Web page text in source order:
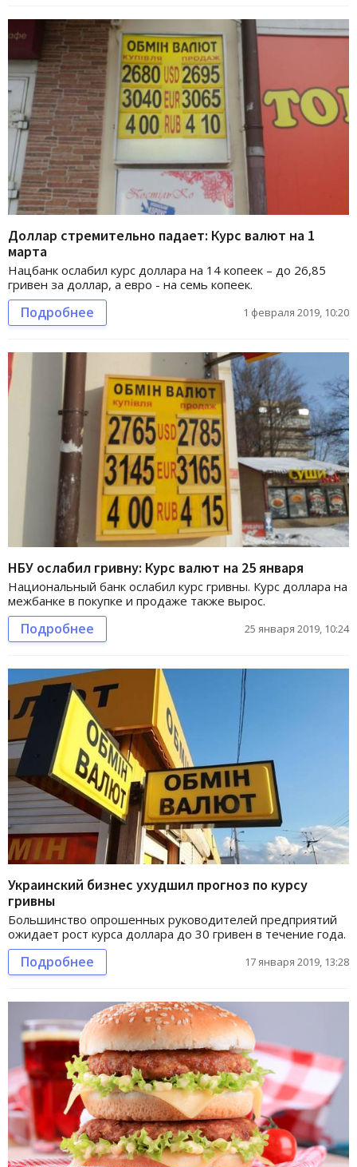
Доллар стремительно падает: Курс валют на 1
марта
Нацбанк ослабил курс доллара на 14 копеек – до 26,85
гривен за доллар, а евро - на семь копеек.
Подробнее 1 февраля 2019, 10:20
НБУ ослабил гривну: Курс валют на 25 января
Национальный банк ослабил курс гривны. Курс доллара на
межбанке в покупке и продаже также вырос.
Подробнее 25 января 2019, 10:24
Украинский бизнес ухудшил прогноз по курсу
гривны
Большинство опрошенных руководителей предприятий
ожидает рост курса доллара до 30 гривен в течение года.
Подробнее 17 января 2019, 13:28